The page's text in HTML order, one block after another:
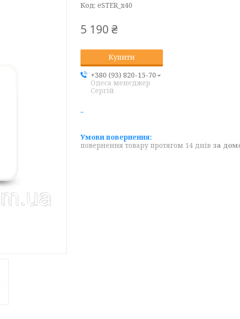
Код: eSTER_x40
5 190 ₴
Купити
+380 (93) 820-15-70
Одеса менеджер
Сергій
повернення товару протягом 14 днів за